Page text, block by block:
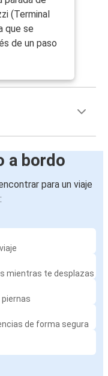
(Terminal
que se
de un paso
a bordo
para un viaje
mientras te desplazas
de forma segura